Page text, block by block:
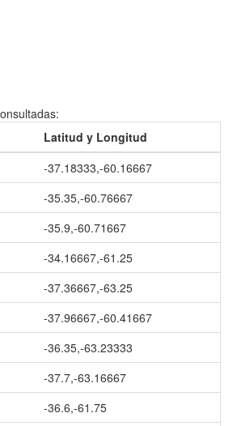
Latitud y Longitud
-37.18333,-60.16667
-35.35,-60.76667
-35.9,-60.71667
-34.16667,-61.25
-37.36667,-63.25
-37.96667,-60.41667
-36.35,-63.23333
-37.7,-63.16667
-36.6,-61.75